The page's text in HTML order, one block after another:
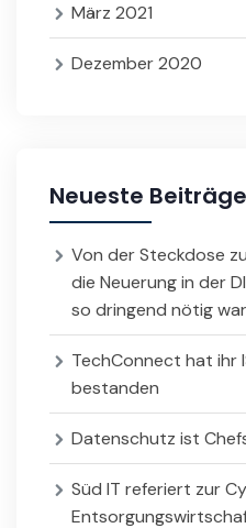
März 2021
Dezember 2020
Neueste Beiträge
Von der Steckdose
die Neuerung in der
so dringend nötig
TechConnect hat ihr
bestanden
Datenschutz ist
Süd IT referiert zur